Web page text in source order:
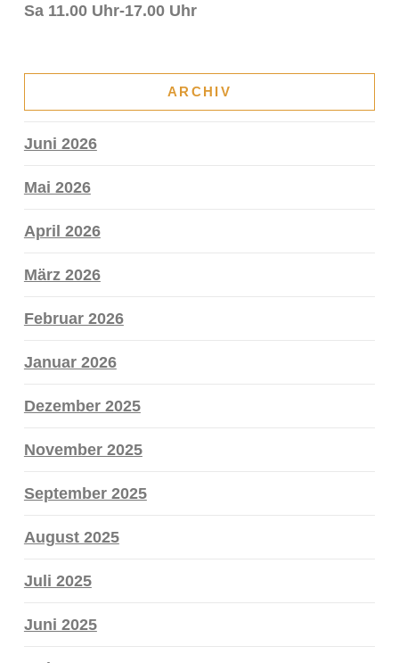
Sa 11.00 Uhr-17.00 Uhr
ARCHIV
Juni 2026
Mai 2026
April 2026
März 2026
Februar 2026
Januar 2026
Dezember 2025
November 2025
September 2025
August 2025
Juli 2025
Juni 2025